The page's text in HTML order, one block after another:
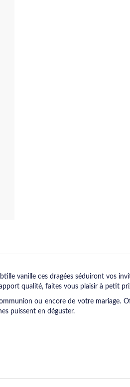
vanille ces dragées séduiront vos
qualité, faites vous plaisir à petit
ou encore de votre mariage.
puissent en déguster.